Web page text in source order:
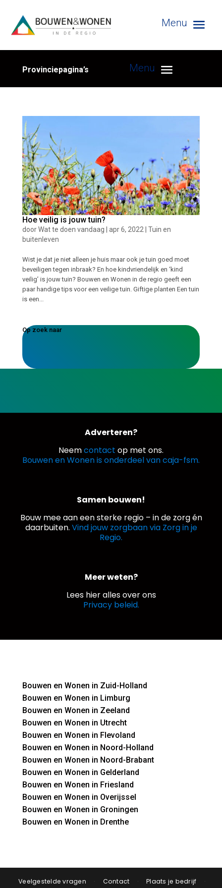
Provinciepagina’s
Hoe veilig is jouw tuin?
doorWat te doen vandaag apr 6, 2022
Tuin en
buitenleven
Wist je dat je niet alleen je huis maar ook je tuin goed moet
beveiligen tegen inbraak? En hoe kindvriendelijk en ‘kind
veilig’ is jouw tuin? Bouwen en Wonen in de regio geeft een
paar handige tips voor een veilige tuin. Giftige planten Een tuin
is een...
Op zoek naar
Adverteren?
Neemcontact op met ons.
Bouwen en Wonen is onderdeel van caja-fsm.
Samen bouwen!
Bouw mee aan een sterke regio – in de zorg én
daarbuiten. Vind jouw zorgbaan via Zorg in je
Regio.
Meer weten?
Lees hier alles over ons
Privacy beleid.
Bouwen en Wonen in Zuid-Holland
Bouwen en Wonen in Limburg
Bouwen en Wonen in Zeeland
Bouwen en Wonen in Utrecht
Bouwen en Wonen in Flevoland
Bouwen en Wonen in Noord-Holland
Bouwen en Wonen in Noord-Brabant
Bouwen en Wonen in Gelderland
Bouwen en Wonen in Friesland
Bouwen en Wonen in Overijssel
Bouwen en Wonen in Groningen
Bouwen en Wonen in Drenthe
Veelgestelde vragen · Contact · Plaats je bedrijf
·